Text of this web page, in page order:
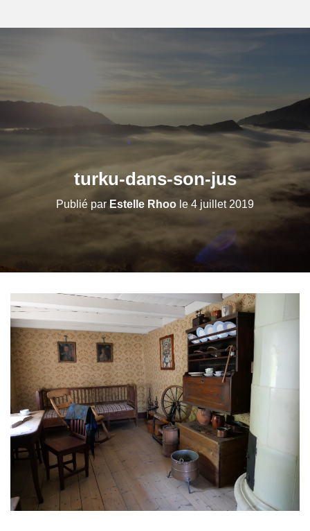
turku-dans-son-jus
Publié parEstelle Rhoo le4 juillet 2019